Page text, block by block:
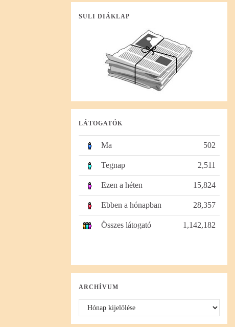
SULI DIÁKLAP
LÁTOGATÓK
Ma 502
Tegnap 2,511
Ezen a héten 15,824
Ebben a hónapban 28,357
Összes látogató 1,142,182
ARCHÍVUM
Archívum